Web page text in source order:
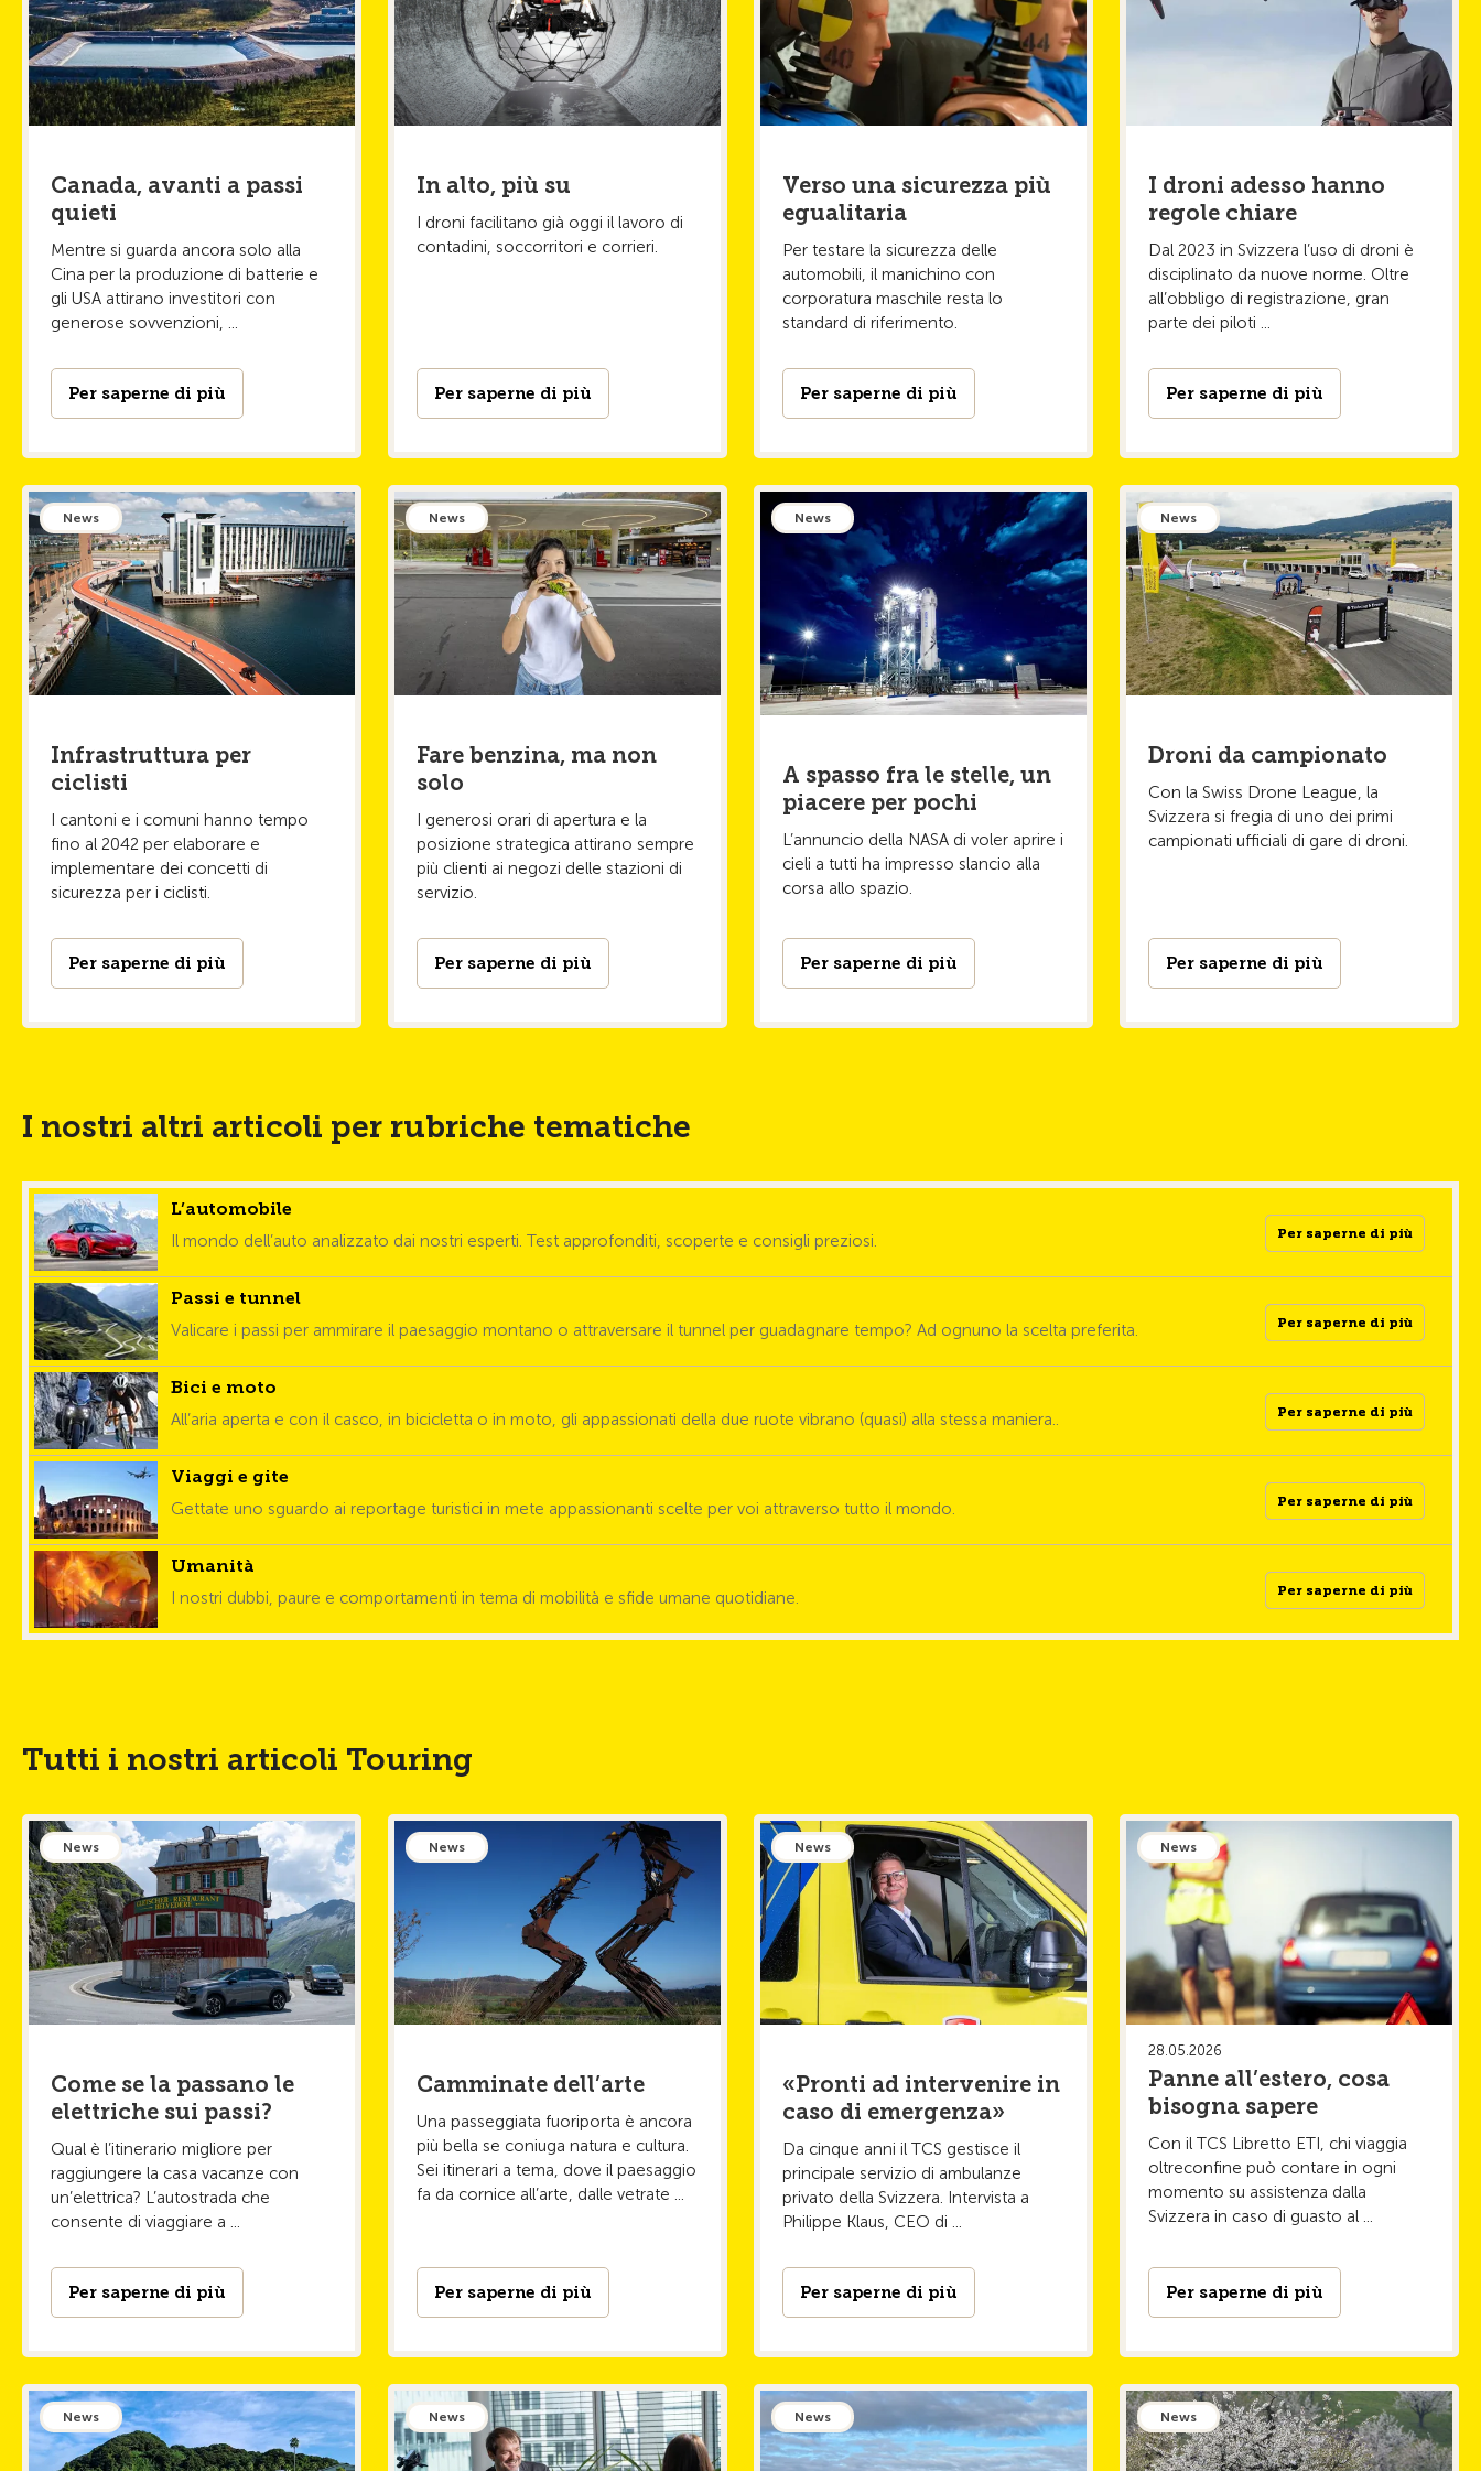
Canada, avanti a passi
quieti
Mentre si guarda ancora solo alla
Cina per la produzione di batterie e
gli USA attirano investitori con
generose sovvenzioni, ...
Per saperne di più
In alto, più su
I droni facilitano già oggi il lavoro di
contadini, soccorritori e corrieri.
Per saperne di più
Verso una sicurezza più
egualitaria
Per testare la sicurezza delle
automobili, il manichino con
corporatura maschile resta lo
standard di riferimento.
Per saperne di più
I droni adesso hanno
regole chiare
Dal 2023 in Svizzera l’uso di droni è
disciplinato da nuove norme. Oltre
all’obbligo di registrazione, gran
parte dei piloti ...
Per saperne di più
News
Infrastruttura per
ciclisti
I cantoni e i comuni hanno tempo
fino al 2042 per elaborare e
implementare dei concetti di
sicurezza per i ciclisti.
Per saperne di più
News
Fare benzina, ma non
solo
I generosi orari di apertura e la
posizione strategica attirano sempre
più clienti ai negozi delle stazioni di
servizio.
Per saperne di più
News
A spasso fra le stelle, un
piacere per pochi
L’annuncio della NASA di voler aprire i
cieli a tutti ha impresso slancio alla
corsa allo spazio.
Per saperne di più
News
Droni da campionato
Con la Swiss Drone League, la
Svizzera si fregia di uno dei primi
campionati ufficiali di gare di droni.
Per saperne di più
I nostri altri articoli per rubriche tematiche
L’automobile
Il mondo dell’auto analizzato dai nostri esperti. Test approfonditi, scoperte e consigli preziosi. Per saperne di più
Per saperne di più
Passi e tunnel
Valicare i passi per ammirare il paesaggio montano o attraversare il tunnel per guadagnare tempo? Ad ognuno la scelta preferita. Per saperne di più
Per saperne di più
Bici e moto
All’aria aperta e con il casco, in bicicletta o in moto, gli appassionati della due ruote vibrano (quasi) alla stessa maniera.. Per saperne di più
Per saperne di più
Viaggi e gite
Gettate uno sguardo ai reportage turistici in mete appassionanti scelte per voi attraverso tutto il mondo. Per saperne di più
Per saperne di più
Umanità
I nostri dubbi, paure e comportamenti in tema di mobilità e sfide umane quotidiane. Per saperne di più
Per saperne di più
Tutti i nostri articoli Touring
News
Come se la passano le
elettriche sui passi?
Qual è l’itinerario migliore per
raggiungere la casa vacanze con
un’elettrica? L’autostrada che
consente di viaggiare a ...
Per saperne di più
News
Camminate dell’arte
Una passeggiata fuoriporta è ancora
più bella se coniuga natura e cultura.
Sei itinerari a tema, dove il paesaggio
fa da cornice all’arte, dalle vetrate ...
Per saperne di più
News
«Pronti ad intervenire in
caso di emergenza»
Da cinque anni il TCS gestisce il
principale servizio di ambulanze
privato della Svizzera. Intervista a
Philippe Klaus, CEO di ...
Per saperne di più
News
28.05.2026
Panne all’estero, cosa
bisogna sapere
Con il TCS Libretto ETI, chi viaggia
oltreconfine può contare in ogni
momento su assistenza dalla
Svizzera in caso di guasto al ...
Per saperne di più
News News News News